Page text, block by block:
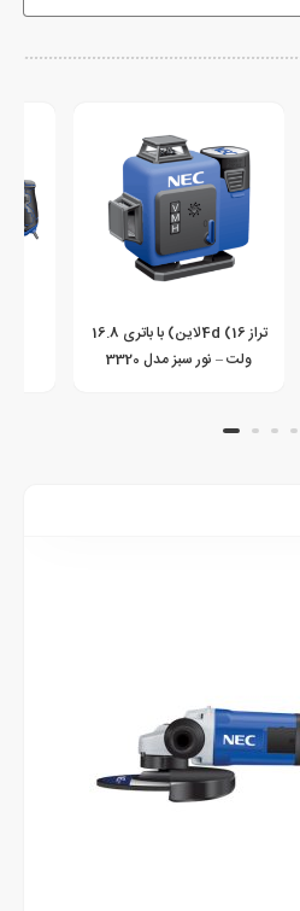
تراز 4d (16لاین) با باتری 16.8
ولت – نور سبز مدل 3320